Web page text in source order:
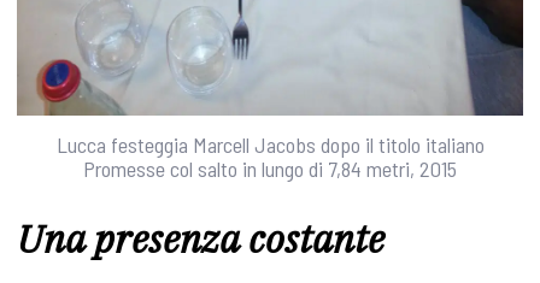
Lucca festeggia Marcell Jacobs dopo il titolo italiano
Promesse col salto in lungo di 7,84 metri, 2015
Una presenza costante